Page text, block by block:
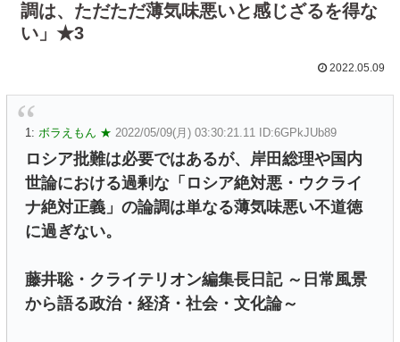
調は、ただただ薄気味悪いと感じざるを得な
い」★3
2022.05.09
1: ボラえもん ★ 2022/05/09(月) 03:30:21.11 ID:6GPkJUb89
ロシア批難は必要ではあるが、岸田総理や国内
世論における過剰な「ロシア絶対悪・ウクライ
ナ絶対正義」の論調は単なる薄気味悪い不道徳
に過ぎない。
藤井聡・クライテリオン編集長日記 ～日常風景
から語る政治・経済・社会・文化論～